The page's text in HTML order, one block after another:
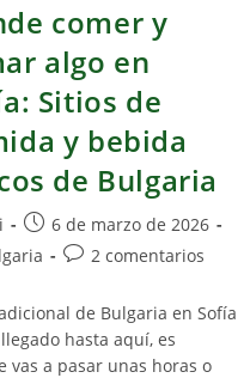
comer y
algo en
Sitios de
y bebida
de Bulgaria
Publicación
de
6 de marzo de 2026
Comentarios
la
entrada:
2 comentarios
de Bulgaria en Sofía
hasta aquí, es
vas a pasar unas horas o